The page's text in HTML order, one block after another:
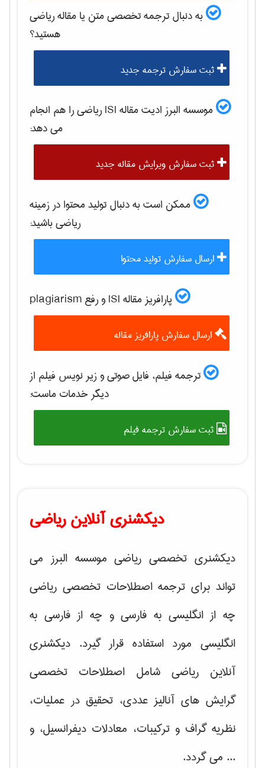
به دنبال ترجمه تخصصی متن یا مقالهرياضی
هستید؟
ثبت سفارش ترجمه جدید
موسسه البرز ادیت مقاله ISI رياضیرا هم انجام
می دهد:
ثبت سفارش ویرایش مقاله جدید
ممکن است به دنبال تولید محتوا در زمینه
رياضیباشید:
ارسال سفارش تولید محتوا
پارافریز مقاله ISI و رفع plagiarism
ارسال سفارش پارافریز مقاله
ترجمه فیلم، فایل صوتی و زیر نویس فیلم از
دیگر خدمات ماست:
ثبت سفارش ترجمه فیلم
دیکشنری آنلاین ریاضی
دیکشنری تخصصی ریاضی موسسه البرز می
تواند برای ترجمه اصطلاحات تخصصی ریاضی
چه از انگلیسی به فارسی و چه از فارسی به
انگلیسی مورد استفاده قرار گیرد. دیکشنری
آنلاین ریاضی شامل اصطلاحات تخصصی
گرایش های آنالیز عددی، تحقیق در عملیات،
نظریه گراف و تركیبات، معادلات دیفرانسیل، و
... می گردد.